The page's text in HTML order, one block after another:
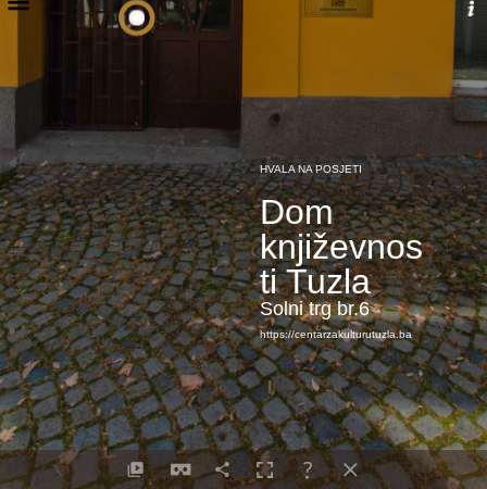
HVALA NA POSJETI
Dom
književnos
ti Tuzla
Solni trg br.6
https://centarzakulturutuzla.ba